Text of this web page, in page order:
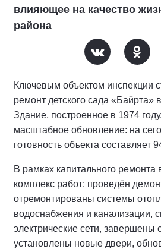
влияющее на качество
района
Ключевым объектом инспекции
ремонт детского сада «Байрта»
Здание, построенное в 1974
масштабное обновление: на
готовность объекта составляет
В рамках капитального
комплекс работ: проведён
отремонтированы системы
водоснабжения и канализации,
электрические сети, завершены
установлены новые двери,